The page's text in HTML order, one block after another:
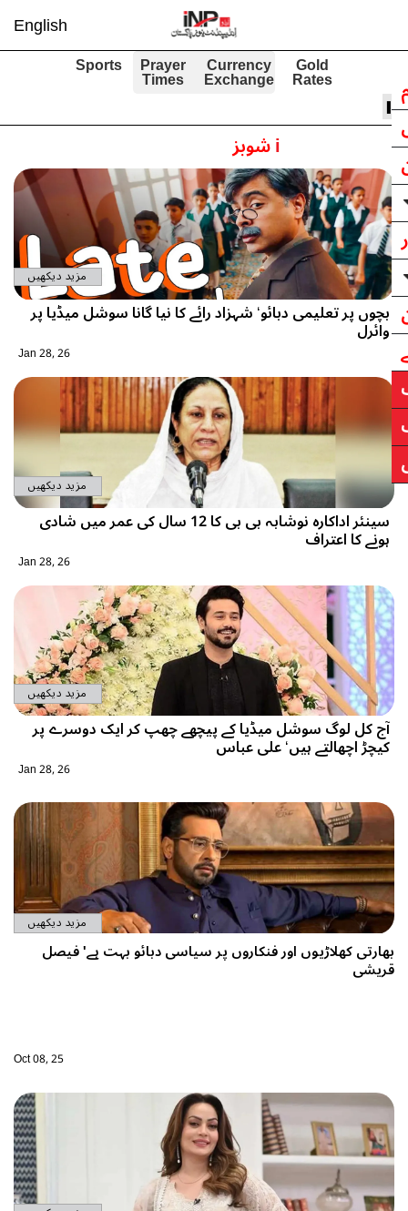
English
Gold
Rates
Currency
Exchange
Prayer
Times
Sports
شوبز
مزید دیکھیں
بچوں پر تعلیمی دبائو‘ شہزاد رائے کا نیا گانا سوشل میڈیا پر
وائرل
Jan 28, 26
مزید دیکھیں
سینئر اداکارہ نوشابہ بی بی کا 12 سال کی عمر میں شادی
ہونے کا اعتراف
Jan 28, 26
مزید دیکھیں
آج کل لوگ سوشل میڈیا کے پیچھے چھپ کر ایک دوسرے پر
کیچڑ اچھالتے ہیں‘ علی عباس
Jan 28, 26
مزید دیکھیں
کھلاڑیوں اور فنکاروں پر سیاسی دبائو بہت ہے' فیصل
Oct 08, 25